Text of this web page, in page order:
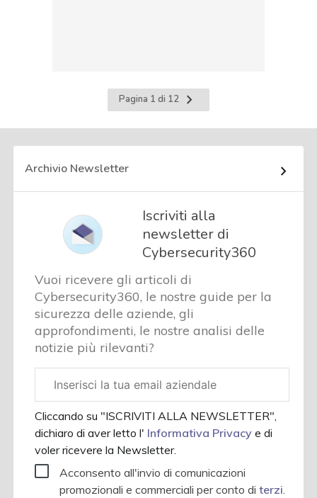
Pagina 1 di 12
Pagina
successiva
Archivio Newsletter
Iscriviti alla
newsletter di
Cybersecurity360
Vuoi ricevere gli articoli di
Cybersecurity360, le nostre guide per la
sicurezza delle aziende, gli
approfondimenti, le nostre analisi delle
notizie più rilevanti?
aziendale
Cliccando su "ISCRIVITI ALLA NEWSLETTER",
dichiaro di aver letto l' Informativa Privacye di
voler ricevere la Newsletter.
Acconsento all'invio di comunicazioni
promozionali e commerciali per conto diterzi.